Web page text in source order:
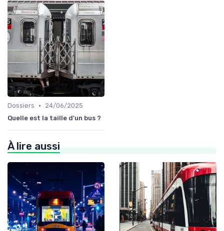
Dossiers •
24/06/2025
Quelle est la taille d'un bus ?
À lire aussi